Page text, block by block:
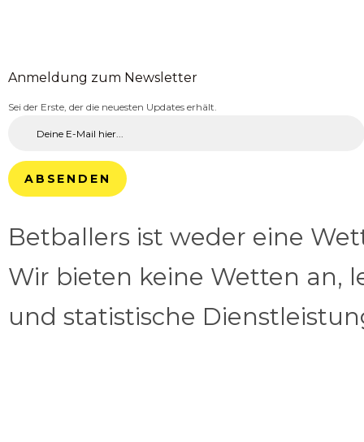
Anmeldung zum Newsletter
Sei der Erste, der die neuesten Updates erhält.
ABSENDEN
Betballers ist weder eine
Wir bieten keine Wetten an,
und statistische